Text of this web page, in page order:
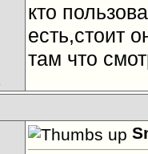
кто
есть,стоит
там что